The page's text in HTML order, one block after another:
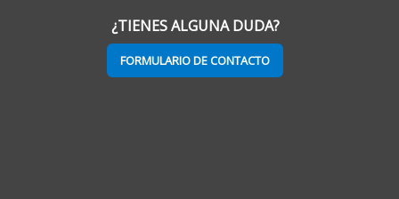
¿TIENES ALGUNA DUDA?
FORMULARIO DE CONTACTO